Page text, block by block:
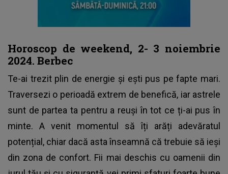
Horoscop de weekend, 2- 3 noiembrie
2024. Berbec
Te-ai trezit plin de energie și ești pus pe fapte mari.
Traversezi o perioadă extrem de benefică, iar astrele
sunt de partea ta pentru a reuși în tot ce ți-ai pus în
minte. A venit momentul să îți arăți adevăratul
potențial, chiar dacă asta înseamnă că trebuie să ieși
din zona de confort. Fii mai deschis cu oamenii din